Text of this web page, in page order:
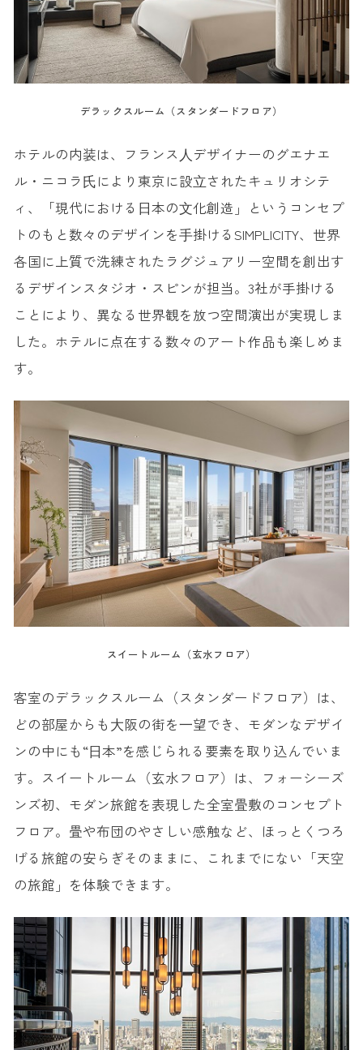
デラックスルーム（スタンダードフロア）
ホテルの内装は、フランス⼈デザイナーのグエナエ
ル・ニコラ⽒により東京に設⽴されたキュリオシテ
ィ、「現代における⽇本の⽂化創造」というコンセプ
トのもと数々のデザインを⼿掛けるSIMPLICITY、世界
各国に上質で洗練されたラグジュアリー空間を創出す
るデザインスタジオ・スピンが担当。3社が手掛ける
ことにより、異なる世界観を放つ空間演出が実現しま
した。ホテルに点在する数々のアート作品も楽しめま
す。
スイートルーム（玄水フロア）
客室のデラックスルーム（スタンダードフロア）は、
どの部屋からも⼤阪の街を⼀望でき、モダンなデザイ
ンの中にも“⽇本”を感じられる要素を取り込んでいま
す。スイートルーム（玄水フロア）は、フォーシーズ
ンズ初、モダン旅館を表現した全室畳敷のコンセプト
フロア。畳や布団のやさしい感触など、ほっとくつろ
げる旅館の安らぎそのままに、これまでにない「天空
の旅館」を体験できます。